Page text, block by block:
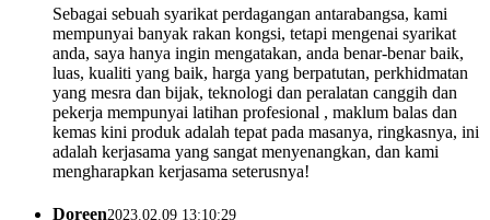
Sebagai sebuah syarikat perdagangan antarabangsa, kami
mempunyai banyak rakan kongsi, tetapi mengenai syarikat
anda, saya hanya ingin mengatakan, anda benar-benar baik,
luas, kualiti yang baik, harga yang berpatutan, perkhidmatan
yang mesra dan bijak, teknologi dan peralatan canggih dan
pekerja mempunyai latihan profesional , maklum balas dan
kemas kini produk adalah tepat pada masanya, ringkasnya, ini
adalah kerjasama yang sangat menyenangkan, dan kami
mengharapkan kerjasama seterusnya!
Doreen2023.02.09 13:10:29